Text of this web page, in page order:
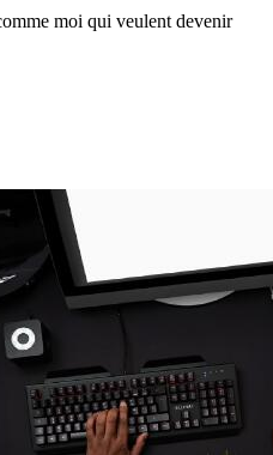
moi qui veulent devenir